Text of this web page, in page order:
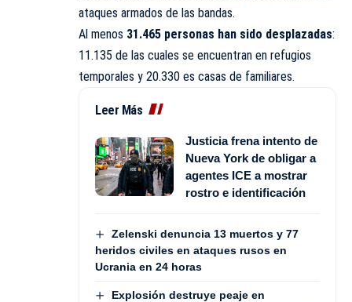
ataques armados de las bandas.
Al menos 31.465 personas han sido desplazadas:
11.135 de las cuales se encuentran en refugios
temporales y 20.330 es casas de familiares.
Leer Más
Justicia frena intento de
Nueva York de obligar a
agentes ICE a mostrar
rostro e identificación
Zelenski denuncia 13 muertos y 77
heridos civiles en ataques rusos en
Ucrania en 24 horas
Explosión destruye peaje en